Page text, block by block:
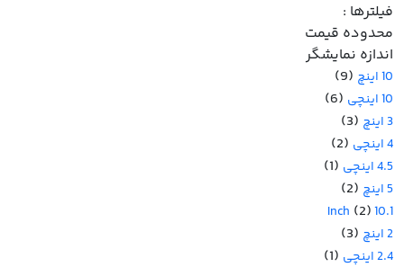
فیلترها :
محدوده قیمت
اندازه نمایشگر
10 اینچ (9)
10 اینچی (6)
3 اینچ (3)
4 اینچی (2)
4.5 اینچی (1)
5 اینچ (2)
10.1 Inch
(2)
2 اینچ (3)
2.4 اینچی (1)